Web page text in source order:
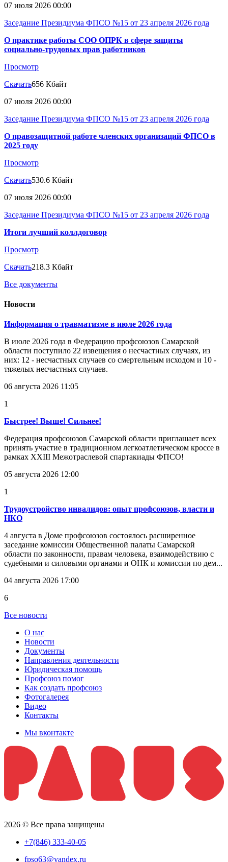
07 июля 2026 00:00
Заседание Президиума ФПСО №15 от 23 апреля 2026 года
О практике работы СОО ОПРК в сфере защиты
социально-трудовых прав работников
Просмотр
Скачать656 Кбайт
07 июля 2026 00:00
Заседание Президиума ФПСО №15 от 23 апреля 2026 года
О правозащитной работе членских организаций ФПСО в
2025 году
Просмотр
Скачать530.6 Кбайт
07 июля 2026 00:00
Заседание Президиума ФПСО №15 от 23 апреля 2026 года
Итоги лучший коллдоговор
Просмотр
Скачать218.3 Кбайт
Все документы
Новости
Информация о травматизме в июле 2026 года
В июле 2026 года в Федерацию профсоюзов Самарской
области поступило 22 извещения о несчастных случаях, из
них: 12 - несчастных случаев со смертельным исходом и 10 -
тяжелых несчастных случаев.
06 августа 2026 11:05
1
Быстрее! Выше! Сильнее!
Федерация профсоюзов Самарской области приглашает всех
принять участие в традиционном легкоатлетическом кроссе в
рамках XXIII Межотраслевой спартакиады ФПСО!
05 августа 2026 12:00
1
Трудоустройство инвалидов: опыт профсоюзов, власти и
НКО
4 августа в Доме профсоюзов состоялось расширенное
заседание комиссии Общественной палаты Самарской
области по законности, правам человека, взаимодействию с
судебными и силовыми органами и ОНК и комиссии по дем...
04 августа 2026 17:00
6
Все новости
О нас
Новости
Документы
Направления деятельности
Юридическая помощь
Профсоюз помог
Как создать профсоюз
Фотогалерея
Видео
Контакты
Мы вконтакте
2026 © Все права защищены
+7(846) 333-40-05
fpso63@yandex.ru